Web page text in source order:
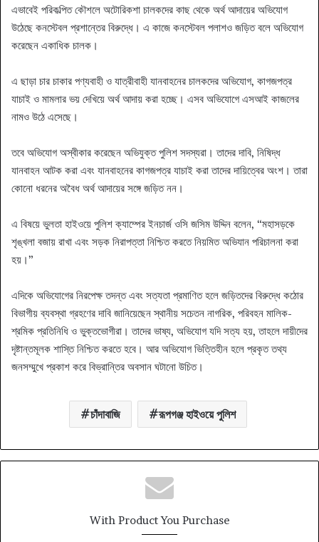
এভাবেই পরিকল্পিত কৌশলে অটোরিকশা চালকদের কাছ থেকে অর্থ আদায়ের অভিযোগ
উঠেছে কনস্টেবল প্রশান্তের বিরুদ্ধে। এ কাজে কনস্টেবল পলাশও জড়িত বলে অভিযোগ
করেছেন একাধিক চালক।
এ ছাড়া চার চাকার পণ্যবাহী ও যাত্রীবাহী যানবাহনের চালকদের অভিযোগ, কাগজপত্র
যাচাই ও মামলার ভয় দেখিয়ে অর্থ আদায় করা হচ্ছে। এসব অভিযোগে এসআই কাজলের
নামও উঠে এসেছে।
তবে অভিযোগ অস্বীকার করেছেন অভিযুক্ত পুলিশ সদস্যরা। তাদের দাবি, নিষিদ্ধ
যানবাহন আটক করা এবং যানবাহনের কাগজপত্র যাচাই করা তাদের দায়িত্বের অংশ। তারা
কোনো ধরনের অবৈধ অর্থ আদায়ের সঙ্গে জড়িত নন।
এ বিষয়ে ভুলতা হাইওয়ে পুলিশ ক্যাম্পের ইনচার্জ ওসি জসিম উদ্দিন বলেন, “মহাসড়কে
শৃঙ্খলা বজায় রাখা এবং সড়ক নিরাপত্তা নিশ্চিত করতে নিয়মিত অভিযান পরিচালনা করা
হয়।”
এদিকে অভিযোগের নিরপেক্ষ তদন্ত এবং সত্যতা প্রমাণিত হলে জড়িতদের বিরুদ্ধে কঠোর
বিভাগীয় ব্যবস্থা গ্রহণের দাবি জানিয়েছেন স্থানীয় সচেতন নাগরিক, পরিবহন মালিক-
শ্রমিক প্রতিনিধি ও ভুক্তভোগীরা। তাদের ভাষ্য, অভিযোগ যদি সত্য হয়, তাহলে দায়ীদের
দৃষ্টান্তমূলক শাস্তি নিশ্চিত করতে হবে। আর অভিযোগ ভিত্তিহীন হলে প্রকৃত তথ্য
জনসম্মুখে প্রকাশ করে বিভ্রান্তির অবসান ঘটানো উচিত।
চাঁদাবাজি রূপগঞ্জ হাইওয়ে পুলিশ
With Product You Purchase